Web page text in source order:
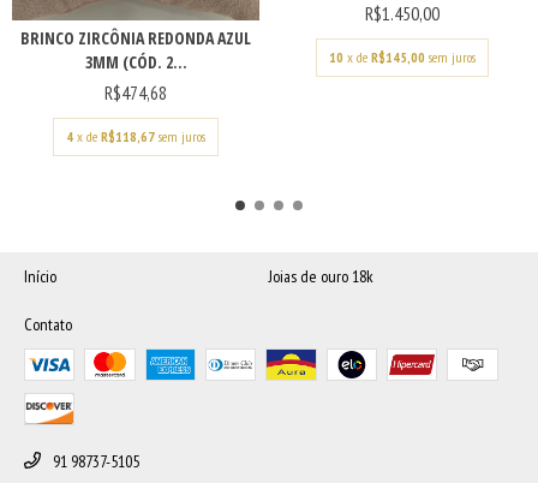
BRINCO ZIRCÔNIA REDONDA AZUL
3MM (CÓD. 2...
R$474,68
4 x deR$118,67 sem juros
R$1.450,00
10 x de R$145,00 sem juros
Início Joias de ouro 18k
Contato
91 98737-5105